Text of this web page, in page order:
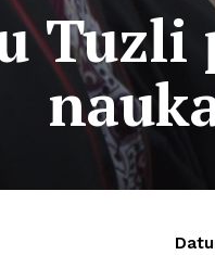
Tuzli